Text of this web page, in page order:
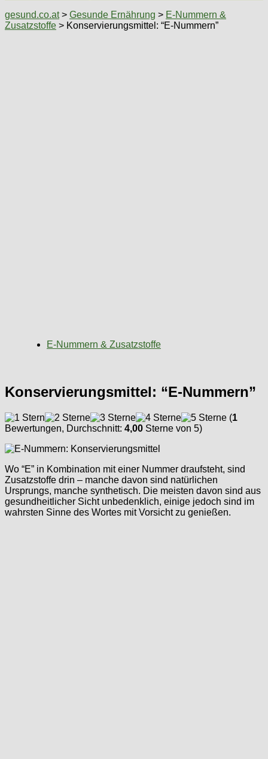
gesund.co.at> Gesunde Ernährung > E-Nummern &
Zusatzstoffe > Konservierungsmittel: “E-Nummern”
E-Nummern & Zusatzstoffe
Konservierungsmittel: “E-Nummern”
(1
Bewertungen, Durchschnitt: 4,00 Sterne von 5)
Wo “E” in Kombination mit einer Nummer draufsteht, sind
Zusatzstoffe drin – manche davon sind natürlichen
Ursprungs, manche synthetisch. Die meisten davon sind aus
gesundheitlicher Sicht unbedenklich, einige jedoch sind im
wahrsten Sinne des Wortes mit Vorsicht zu genießen.